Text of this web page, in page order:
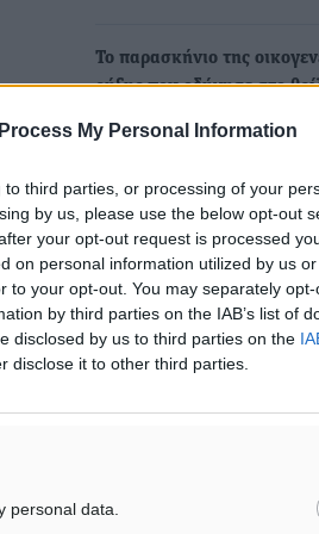
My Personal Information
third parties, or processing of your
by us, please use the below opt-out
your opt-out request is processed
on personal information utilized by us
to your opt-out. You may separately
by third parties on the IAB’s list of
disclosed by us to third parties on the
disclose it to other third parties.
personal data.
Το παρασκήνιο της
ρήξης που οδήγησε στο
που συγκλόνισε το
Λεπτό προς…
Απολογήθηκε ο 17χρονος
πατροκτόνος με επίκεντρο
ιστορικό οικογενειακής
• Προηγήθηκε πολύωρη